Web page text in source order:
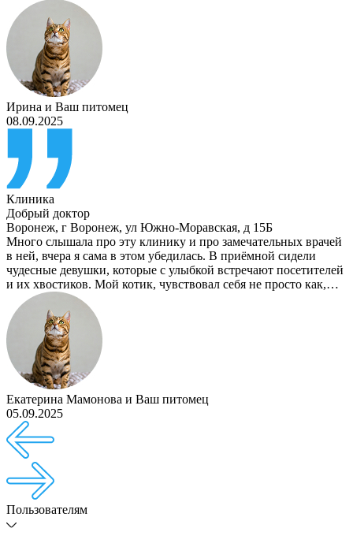
Ирина и Ваш питомец
08.09.2025
Клиника
Добрый доктор
Воронеж, г Воронеж, ул Южно-Моравская, д 15Б
Много слышала про эту клинику и про замечательных врачей
в ней, вчера я сама в этом убедилась. В приёмной сидели
чудесные девушки, которые с улыбкой встречают посетителей
и их хвостиков. Мой котик, чувствовал себя не просто как,…
Екатерина Мамонова и Ваш питомец
05.09.2025
Пользователям